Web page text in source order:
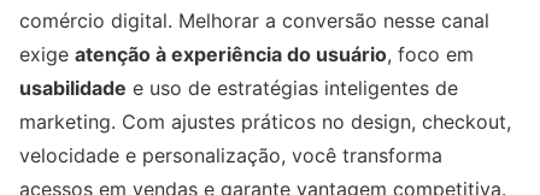
comércio digital. Melhorar a conversão nesse canal
exige atenção à experiência do usuário, foco em
usabilidade e uso de estratégias inteligentes de
marketing. Com ajustes práticos no design, checkout,
velocidade e personalização, você transforma
acessos em vendas e garante vantagem competitiva.